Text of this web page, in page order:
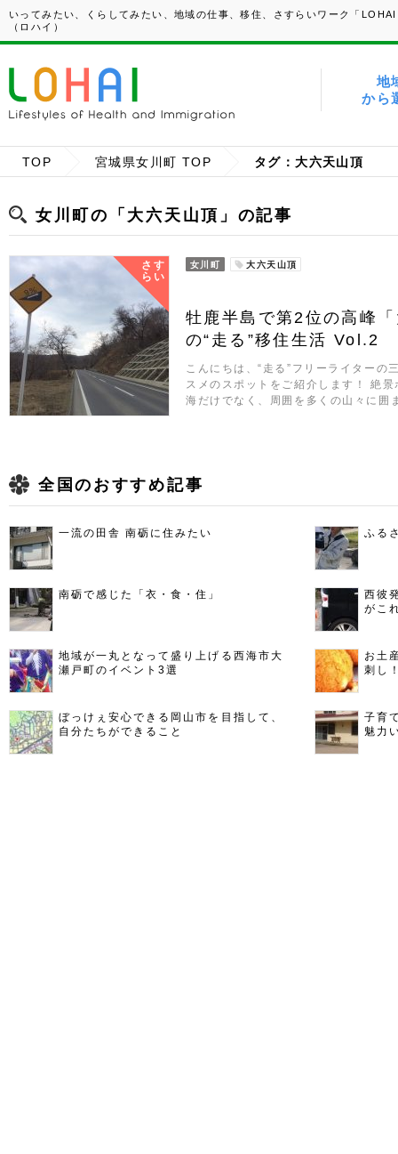
いってみたい、くらしてみたい、地域の仕事、移住、さすらいワーク「
（ロハイ）
地
から
TOP 宮城県女川町 TOP タグ：大六天山頂
女川町の「大六天山頂」の記事
さす
らい
女川町 大六天山頂
牡鹿半島で第2位の高峰
の“走る”移住生活 Vol.2
こんにちは、“走る”フリーライターの
スメのスポットをご紹介します！ 絶
海だけでなく、周囲を多くの山々に
全国のおすすめ記事
一流の田舎 南砺に住みたい ふる
南砺で感じた「衣・食・住」
西彼
がこ
地域が一丸となって盛り上げる西海市大
瀬戸町のイベント3選
お土
刺し
ぼっけぇ安心できる岡山市を目指して、
自分たちができること
子育
魅力